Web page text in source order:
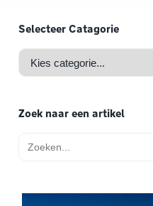
Selecteer Catagorie
Zoek naar een artikel
naar: